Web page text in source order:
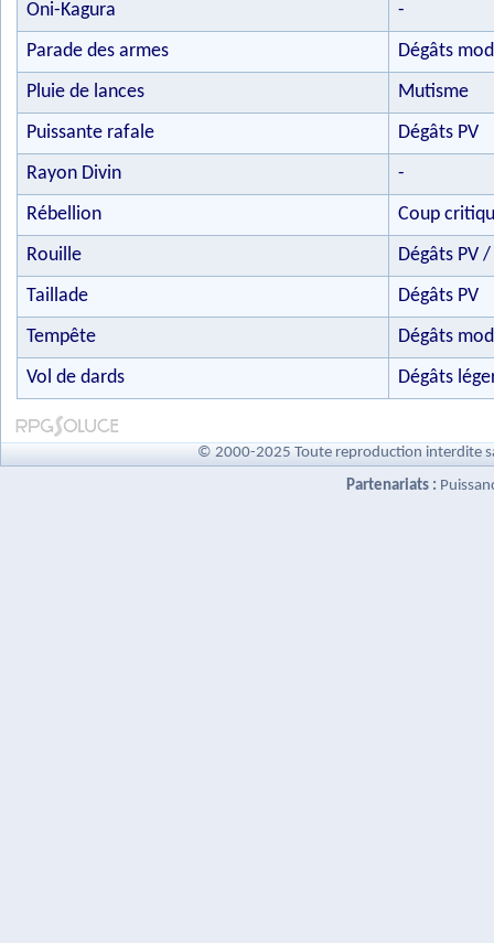
Oni-Kagura
-
Parade des armes
Dégâts
Pluie de lances
Mutisme
Puissante rafale
Dégâts PV
Rayon Divin
-
Rébellion
Coup
Rouille
Dégâts PV
Taillade
Dégâts PV
Tempête
Dégâts
Vol de dards
Dégâts
© 2000-2025 Toute reproduction interdite
Partenariats :